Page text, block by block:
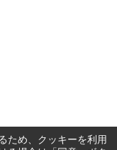
ため、クッキーを利用